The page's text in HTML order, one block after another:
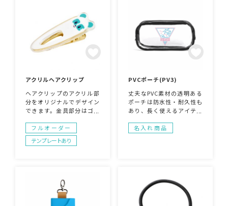
アクリルヘアクリップ
ヘアクリップのアクリル部
分をオリジナルでデザイン
できます。金具部分はゴー
感もあり、ヘアアクセサリ
ー以外にもネックストラッ
プやバッグなどにアクセサ
ドロゴを入れることでアク
セントとしてアピールでき
るアイテムです。
フルオーダー
テンプレートあり
PVCポーチ(PV3)
丈夫なPVC素材の透明ある
ポーチは防水性・耐久性も
あり、長く使えるアイテム
かり収納でき、コンパクト
サイズなので持ち運びにも
名入れ商品